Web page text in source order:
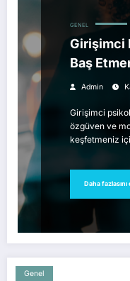
GENEL
Girişimci
Baş
Admin
Girişimci
özgüven ve
keşfetmeniz
Daha fazlasını
Genel